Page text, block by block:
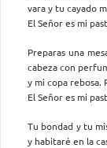
vara y tu cayado
El Señor es mi
Preparas una
cabeza con
y mi copa rebosa.
El Señor es mi
Tu bondad y tu
y habitaré en la